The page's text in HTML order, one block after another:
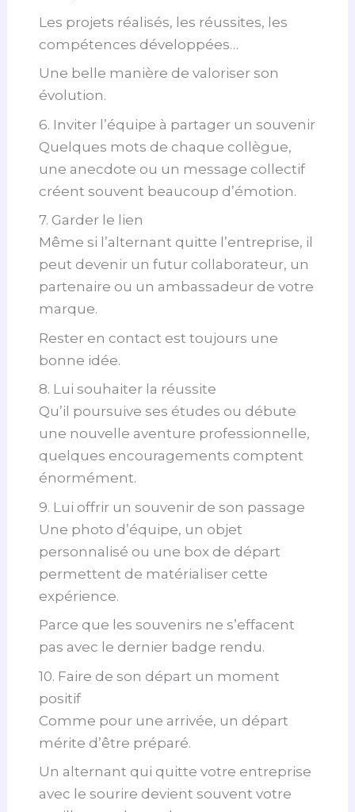
Les projets réalisés, les réussites, les
compétences développées…
Une belle manière de valoriser son
évolution.
6. Inviter l’équipe à partager un souvenir
Quelques mots de chaque collègue,
une anecdote ou un message collectif
créent souvent beaucoup d’émotion.
7. Garder le lien
Même si l’alternant quitte l’entreprise, il
peut devenir un futur collaborateur, un
partenaire ou un ambassadeur de votre
marque.
Rester en contact est toujours une
bonne idée.
8. Lui souhaiter la réussite
Qu’il poursuive ses études ou débute
une nouvelle aventure professionnelle,
quelques encouragements comptent
énormément.
9. Lui offrir un souvenir de son passage
Une photo d’équipe, un objet
personnalisé ou une box de départ
permettent de matérialiser cette
expérience.
Parce que les souvenirs ne s’effacent
pas avec le dernier badge rendu.
10. Faire de son départ un moment
positif
Comme pour une arrivée, un départ
mérite d’être préparé.
Un alternant qui quitte votre entreprise
avec le sourire devient souvent votre